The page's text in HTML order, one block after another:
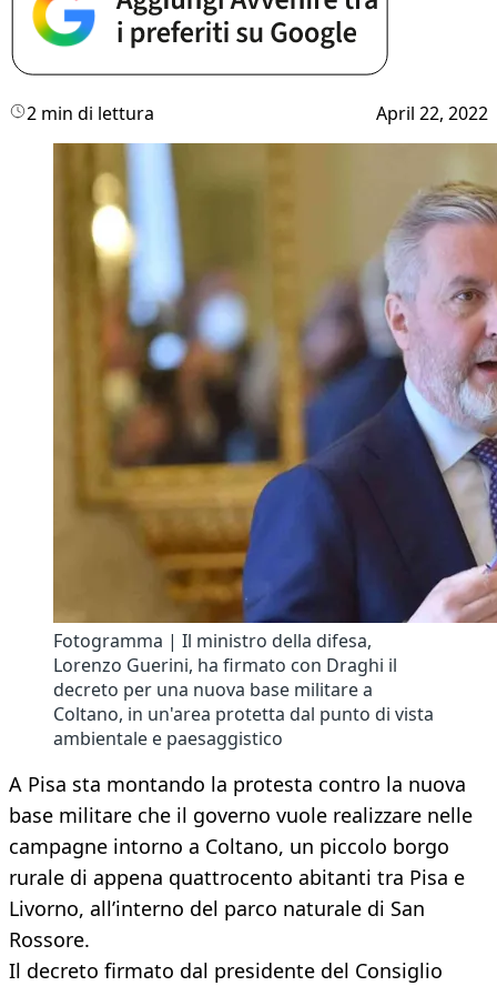
2 min di lettura April 22, 2022
Fotogramma | Il ministro della difesa,
Lorenzo Guerini, ha firmato con Draghi il
decreto per una nuova base militare a
Coltano, in un'area protetta dal punto di vista
ambientale e paesaggistico
A Pisa sta montando la protesta contro la nuova
base militare che il governo vuole realizzare nelle
campagne intorno a Coltano, un piccolo borgo
rurale di appena quattrocento abitanti tra Pisa e
Livorno, all’interno del parco naturale di San
Rossore.
Il decreto firmato dal presidente del Consiglio